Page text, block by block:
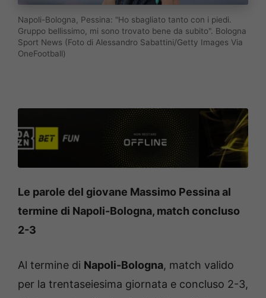
Napoli-Bologna, Pessina: "Ho sbagliato tanto con i piedi.
Gruppo bellissimo, mi sono trovato bene da subito". Bologna
Sport News (Foto di Alessandro Sabattini/Getty Images Via
OneFootball)
Le parole del giovane Massimo Pessina al
termine di Napoli-Bologna, match concluso
2-3
Al termine di Napoli-Bologna, match valido
per la trentaseiesima giornata e concluso 2-3,